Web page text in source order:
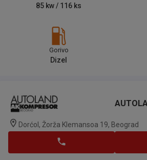
85 kw / 116 ks
Gorivo
Dizel
Dorćol, Žorža Klemansoa 19, Beograd